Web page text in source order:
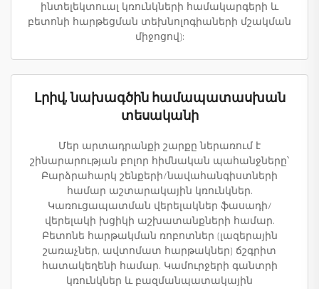
ինտելեկտուալ կռունկների համակարգերի և
բետոնի հարթեցման տեխնոլոգիաների մշակման
միջոցով):
Լրիվ, նախագծին համապատասխան
տեսականի
Մեր արտադրանքի շարքը ներառում է
շինարարության բոլոր հիմնական պահանջները՝
Բարձրահարկ շենքերի/նավահանգիստների
համար աշտարակային կռունկներ.
Կառուցապատման վերելակներ ֆասադի/
վերելակի խցիկի աշխատանքների համար.
Բետոնե հարթակման ռոբոտներ (լազերային
շառաչներ, ավտոմատ հարթակներ) ճշգրիտ
հատակեղենի համար. Կամուրջերի գանտրի
կռունկներ և բազմանպատակային